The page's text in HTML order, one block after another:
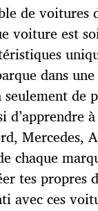
de voitures
voiture est
dans
de
d’apprendre
Mercedes,
chaque
tes propres
avec ces